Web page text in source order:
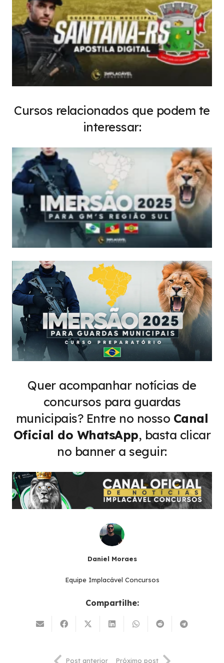
Cursos relacionados que podem te
interessar:
Quer acompanhar notícias de
concursos para guardas
municipais? Entre no nosso Canal
Oficial do WhatsApp, basta clicar
no banner a seguir:
Daniel Moraes
Equipe Implacável Concursos
Compartilhe:
Post anterior Próximo post